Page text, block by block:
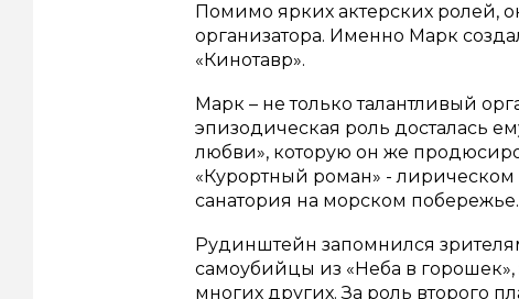
Помимо ярких актерских ролей,
организатора. Именно Марк
«Кинотавр».
Марк – не только талантливый
эпизодическая роль досталась
любви», которую он же
«Курортный роман» -
санатория на морском побережье.
Рудинштейн запомнился
самоубийцы из «Неба в горошек»,
многих других. За роль второго